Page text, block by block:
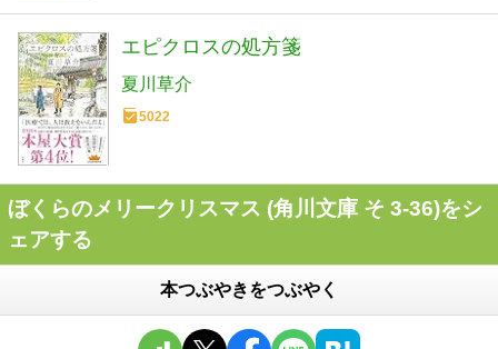
エピクロスの処方箋
夏川草介
5022
ぼくらのメリークリスマス (角川文庫 そ 3-36)をシ
ェアする
本つぶやきをつぶやく